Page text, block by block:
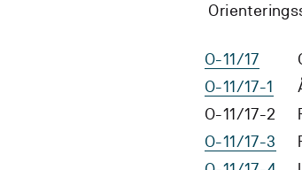
O-11/17
O-11/17-1
O-11/17-2
O-11/17-3